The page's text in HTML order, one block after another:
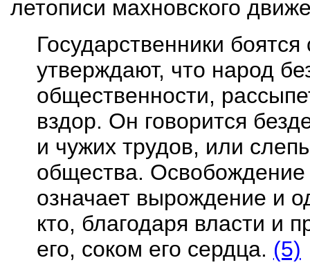
летописи махновского
Государственники
утверждают, что народ
общественности,
вздор. Он говорится
и чужих трудов, или
общества. Освобождение
означает вырождение и
кто, благодаря власти и
его, соком его сердца. (5)